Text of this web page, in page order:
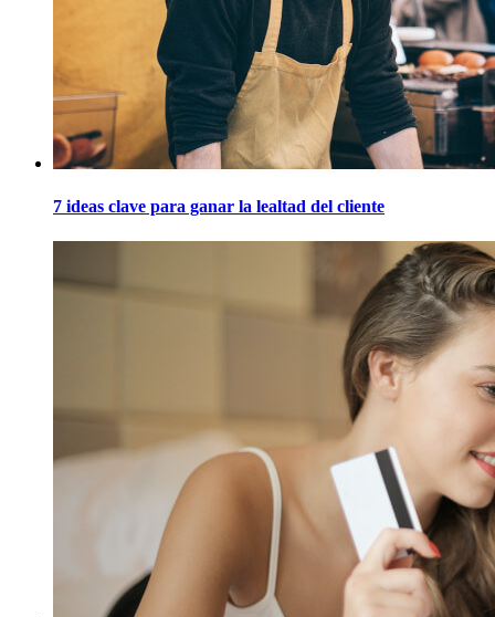
7 ideas clave para ganar la lealtad del cliente